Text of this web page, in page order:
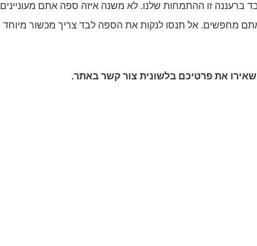
ברעננה זו ההתמחות שלנו. לא משנה איזה ספה אתם מעוניינים
מחפשים. אל תנסו לנקות את הספה לבד צריך מכשור מיוחד